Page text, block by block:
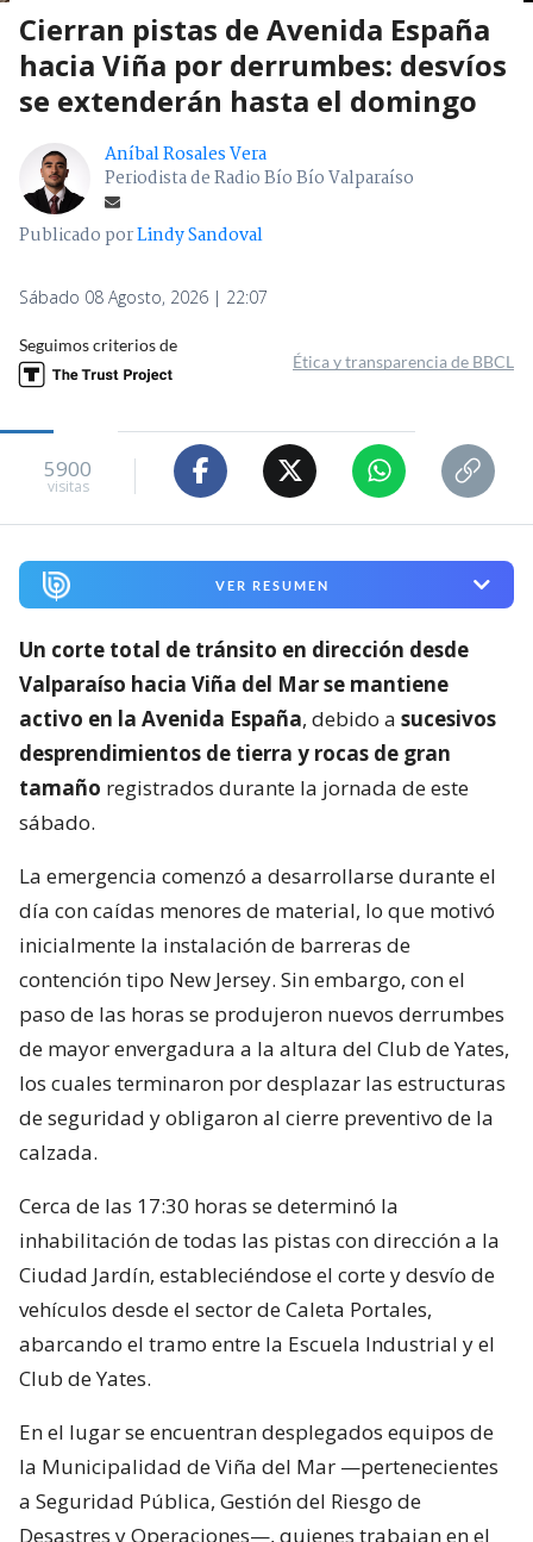
Cierran pistas de Avenida España
hacia Viña por derrumbes: desvíos
se extenderán hasta el domingo
Aníbal Rosales Vera
Periodista de Radio Bío Bío Valparaíso
Publicado porLindy Sandoval
Sábado 08 Agosto, 2026 | 22:07
Seguimos criterios de
Ética y transparencia de BBCL
5900
visitas
VER RESUMEN
Un corte total de tránsito en dirección desde
Valparaíso hacia Viña del Mar se mantiene
activo en la Avenida España, debido a sucesivos
desprendimientos de tierra y rocas de gran
tamaño registrados durante la jornada de este
sábado.
La emergencia comenzó a desarrollarse durante el
día con caídas menores de material, lo que motivó
inicialmente la instalación de barreras de
contención tipo New Jersey. Sin embargo, con el
paso de las horas se produjeron nuevos derrumbes
de mayor envergadura a la altura del Club de Yates,
los cuales terminaron por desplazar las estructuras
de seguridad y obligaron al cierre preventivo de la
calzada.
Cerca de las 17:30 horas se determinó la
inhabilitación de todas las pistas con dirección a la
Ciudad Jardín, estableciéndose el corte y desvío de
vehículos desde el sector de Caleta Portales,
abarcando el tramo entre la Escuela Industrial y el
Club de Yates.
En el lugar se encuentran desplegados equipos de
la Municipalidad de Viña del Mar —pertenecientes
a Seguridad Pública, Gestión del Riesgo de
Desastres y Operaciones—, quienes trabajan en el